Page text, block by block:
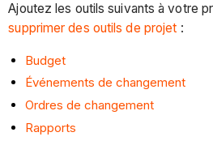
Ajoutez les outils suivants à votre
supprimer des outils de projet :
Budget
Événements de changement
Ordres de changement
Rapports